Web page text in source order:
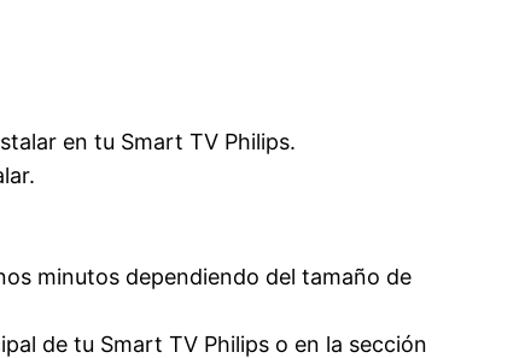
en tu Smart TV Philips.
minutos dependiendo del tamaño de
de tu Smart TV Philips o en la sección